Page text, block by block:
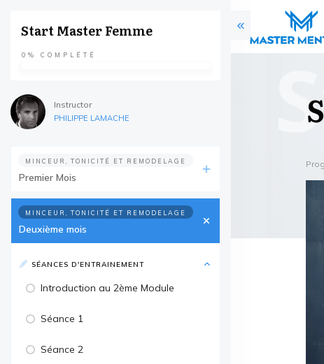
Start Master Femme
0% COMPLÉTÉ
Instructor
PHILIPPE LAMACHE
MINCEUR, TONICITÉ ET REMODELAGE
Premier Mois
MINCEUR, TONICITÉ ET REMODELAGE
Deuxième mois
SÉANCES D'ENTRAINEMENT
Introduction au 2ème Module
Séance 1
Séance 2